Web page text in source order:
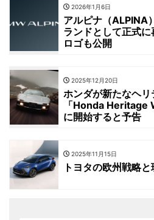
2026年1月6日
アルピナ（ALPINA
ランドとして正式
ロゴも公開
2025年12月20日
ホンダが新たなヘ
「Honda Heritage
に開始すると予告
2025年11月15日
トヨタの欧州戦略